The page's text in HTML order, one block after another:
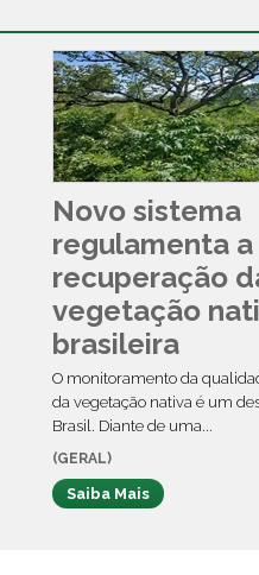
Novo sistema
regulamenta a
recuperação
vegetação
brasileira
O monitoramento da
da vegetação nativa é um
Brasil. Diante de uma...
(GERAL)
Saiba Mais